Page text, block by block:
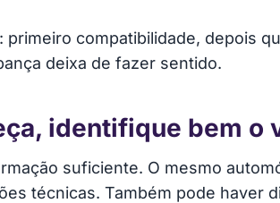
compatibilidade, depois
deixa de fazer sentido.
identifique bem o
suficiente. O mesmo
técnicas. Também pode haver